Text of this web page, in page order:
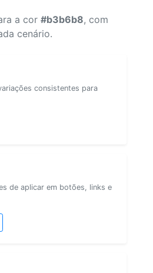
a cor #b3b6b8, com
cenário.
consistentes para
de aplicar em botões, links e